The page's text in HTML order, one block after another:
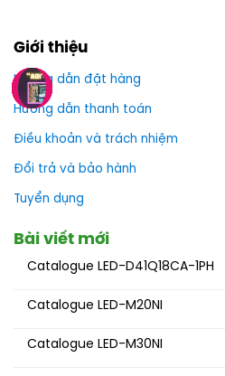
Giới thiệu
Hướng dẫn đặt hàng
Hướng dẫn thanh toán
Điều khoản và trách nhiệm
Đổi trả và bảo hành
Tuyển dụng
Bài viết mới
Catalogue LED-D41Q18CA-1PH
Catalogue LED-M20NI
Catalogue LED-M30NI